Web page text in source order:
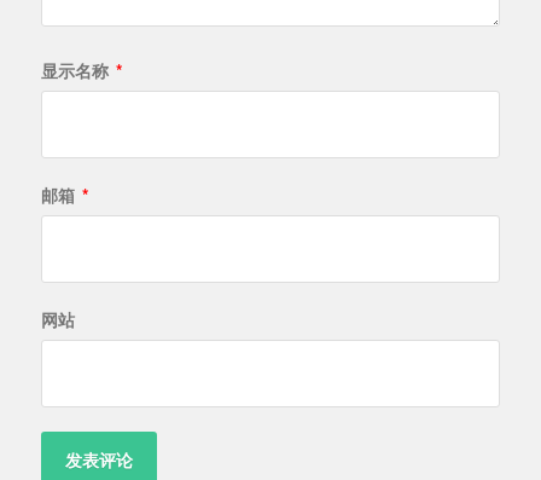
显示名称 *
邮箱 *
网站